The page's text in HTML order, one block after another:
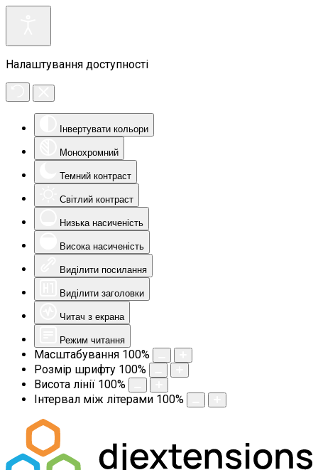
Налаштування доступності
Інвертувати кольори
Монохромний
Темний контраст
Світлий контраст
Низька насиченість
Висока насиченість
Виділити посилання
Виділити заголовки
Читач з екрана
Режим читання
Масштабування 100%
Розмір шрифту 100%
Висота лінії 100%
Інтервал між літерами 100%